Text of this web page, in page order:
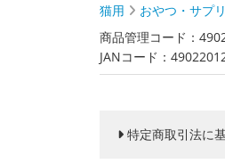
猫用 おやつ・サプ
商品管理コード：
JANコード：
特定商取引法に